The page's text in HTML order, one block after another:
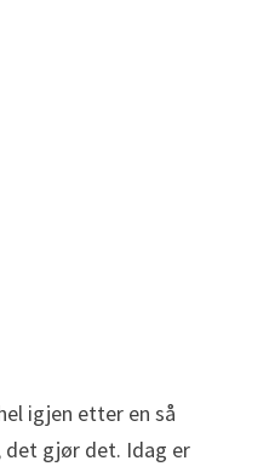
igjen etter en så
gjør det. Idag er